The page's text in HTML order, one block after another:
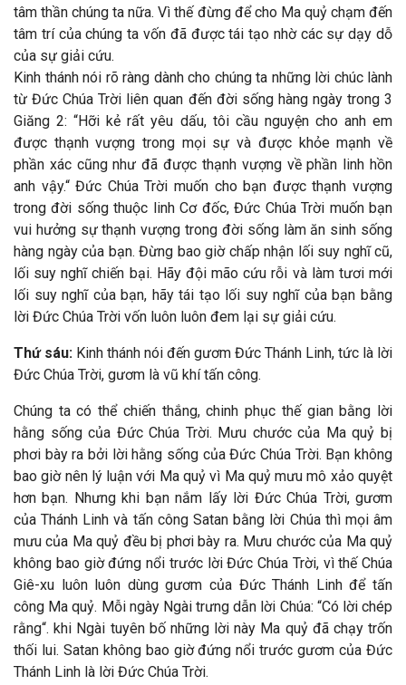
tâm thần chúng ta nữa. Vì thế đừng để cho Ma quỷ chạm đến
tâm trí của chúng ta vốn đã được tái tạo nhờ các sự dạy dỗ
của sự giải cứu.
Kinh thánh nói rõ ràng dành cho chúng ta những lời chúc lành
từ Đức Chúa Trời liên quan đến đời sống hàng ngày trong 3
Giăng 2: “Hỡi kẻ rất yêu dấu, tôi cầu nguyện cho anh em
được thạnh vượng trong mọi sự và được khỏe mạnh về
phần xác cũng như đã được thạnh vượng về phần linh hồn
anh vậy.“ Đức Chúa Trời muốn cho bạn được thạnh vượng
trong đời sống thuộc linh Cơ đốc, Đức Chúa Trời muốn bạn
vui hưởng sự thạnh vượng trong đời sống làm ăn sinh sống
hàng ngày của bạn. Đừng bao giờ chấp nhận lối suy nghĩ cũ,
lối suy nghĩ chiến bại. Hãy đội mão cứu rỗi và làm tươi mới
lối suy nghĩ của bạn, hãy tái tạo lối suy nghĩ của bạn bằng
lời Đức Chúa Trời vốn luôn luôn đem lại sự giải cứu.
Thứ sáu: Kinh thánh nói đến gươm Đức Thánh Linh, tức là lời
Đức Chúa Trời, gươm là vũ khí tấn công.
Chúng ta có thể chiến thắng, chinh phục thế gian bằng lời
hằng sống của Đức Chúa Trời. Mưu chước của Ma quỷ bị
phơi bày ra bởi lời hằng sống của Đức Chúa Trời. Bạn không
bao giờ nên lý luận với Ma quỷ vì Ma quỷ mưu mô xảo quyệt
hơn bạn. Nhưng khi bạn nắm lấy lời Đức Chúa Trời, gươm
của Thánh Linh và tấn công Satan bằng lời Chúa thì mọi âm
mưu của Ma quỷ đều bị phơi bày ra. Mưu chước của Ma quỷ
không bao giờ đứng nổi trước lời Đức Chúa Trời, vì thế Chúa
Giê-xu luôn luôn dùng gươm của Đức Thánh Linh để tấn
công Ma quỷ. Mỗi ngày Ngài trưng dẫn lời Chúa: “Có lời chép
rằng“. khi Ngài tuyên bố những lời này Ma quỷ đã chạy trốn
thối lui. Satan không bao giờ đứng nổi trước gươm của Đức
Thánh Linh là lời Đức Chúa Trời.